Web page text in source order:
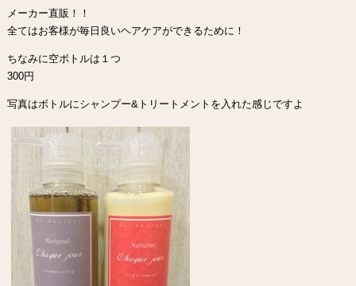
メーカー直販！！
全てはお客様が毎日良いヘアケアができるために！
ちなみに空ボトルは１つ
300円
写真はボトルにシャンプー&トリートメントを入れた感じですよ